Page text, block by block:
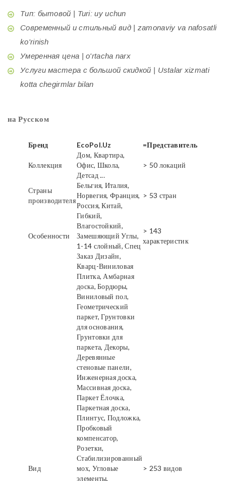
Тип: бытовой | Turi: uy uchun
Современный и стильный вид | zamonaviy va nafosatli
ko'rinish
Умеренная цена | o'rtacha narx
Услуги мастера с большой скидкой | Ustalar xizmati
kotta chegirmlar bilan
на Русском
Бренд EcoPol.Uz =Представитель
Коллекция
Дом, Квартира,
Офис, Школа,
Детсад ...
> 50 локаций
Страны
производителя
Бельгия, Италия,
Норвегия, Франция,
Россия, Китай,
> 53 стран
Особенности
Гибкий,
Влагостойкий,
Замешяющий Углы,
1-14 слойный, Спец
Заказ Дизайн,
> 143
характеристик
Вид
Кварц-Виниловая
Плитка, Амбарная
доска, Бордюры,
Виниловый пол,
Геометрический
паркет, Грунтовки
для основания,
Грунтовки для
паркета, Декоры,
Деревянные
стеновые панели,
Инженерная доска,
Массивная доска,
Паркет Ёлочка,
Паркетная доска,
Плинтус, Подложка,
Пробковый
компенсатор,
Розетки,
Стабилизированный
мох, Угловые
элементы,
> 253 видов